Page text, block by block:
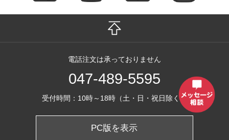
電話注文は承っておりません
047-489-5595
受付時間：10時～18時（土・日・祝日除く）
PC版を表示